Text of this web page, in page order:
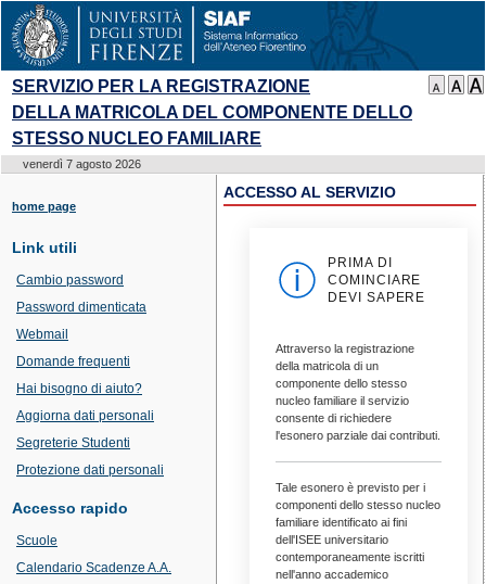
SERVIZIO PER LA REGISTRAZIONE
DELLA MATRICOLA DEL COMPONENTE DELLO
STESSO NUCLEO FAMILIARE
venerdì 7 agosto 2026
home page
Link utili
Cambio password
Password dimenticata
Webmail
Domande frequenti
Hai bisogno di aiuto?
Aggiorna dati personali
Segreterie Studenti
Protezione dati personali
Accesso rapido
Scuole
Calendario Scadenze A.A.
ACCESSO AL SERVIZIO
PRIMA DI
COMINCIARE
DEVI SAPERE
Attraverso la registrazione
della matricola di un
componente dello stesso
nucleo familiare il servizio
consente di richiedere
l'esonero parziale dai contributi.
Tale esonero è previsto per i
componenti dello stesso nucleo
familiare identificato ai fini
dell'ISEE universitario
contemporaneamente iscritti
nell'anno accademico